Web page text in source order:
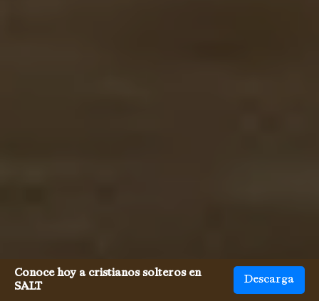
Conoce hoy a cristianos solteros en
SALT
Descarga